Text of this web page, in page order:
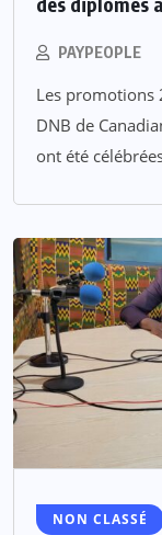
PAYPEOPLE
Les promotions
DNB de
ont été
NON CLASSÉ